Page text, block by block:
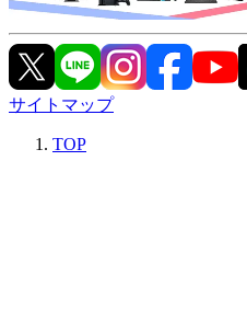
サイトマップ
TOP